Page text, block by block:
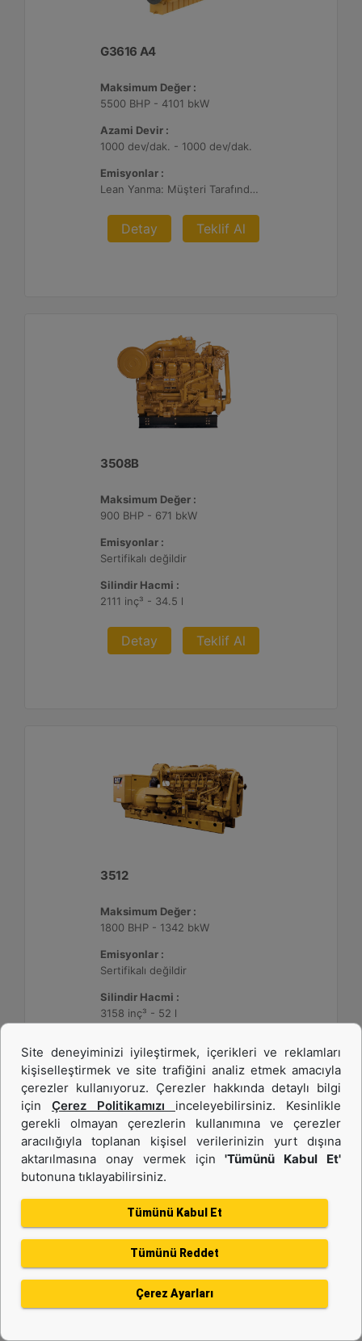
G3616 A4
Maksimum Değer :
5500 BHP - 4101 bkW
Azami Devir :
1000 dev/dak. - 1000 dev/dak.
Emisyonlar :
Lean Yanma: Müşteri Tarafından Sağlanan Atık Arıtma ile NSPS Saha Uyumluluğuna Sahiptir, 0,3 g ve 0,5 g/bhp-sa. NOx
Detay Teklif Al
3508B
Maksimum Değer :
900 BHP - 671 bkW
Emisyonlar :
Sertifikalı değildir
Silindir Hacmi :
2111 inç³ - 34.5 l
Detay Teklif Al
3512
Maksimum Değer :
1800 BHP - 1342 bkW
Emisyonlar :
Sertifikalı değildir
Silindir Hacmi :
3158 inç³ - 52 l
Detay Teklif Al
3512C HD
Site deneyiminizi iyileştirmek, içerikleri ve reklamları
kişiselleştirmek ve site trafiğini analiz etmek amacıyla
çerezler kullanıyoruz. Çerezler hakkında detaylı bilgi
için Çerez Politikamızı inceleyebilirsiniz. Kesinlikle
gerekli olmayan çerezlerin kullanımına ve çerezler
aracılığıyla toplanan kişisel verilerinizin yurt dışına
aktarılmasına onay vermek için'Tümünü Kabul Et'
butonuna tıklayabilirsiniz.
Tümünü Kabul Et
Tümünü Reddet
Çerez Ayarları